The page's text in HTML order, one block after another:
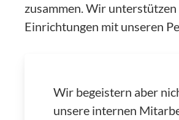
zusammen. Wir
Einrichtungen mit unseren
Wir begeistern aber
unsere internen